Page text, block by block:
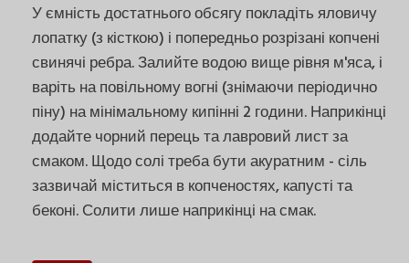
У ємність достатнього обсягу покладіть яловичу
лопатку (з кісткою) і попередньо розрізані копчені
свинячі ребра. Залийте водою вище рівня м'яса, і
варіть на повільному вогні (знімаючи періодично
піну) на мінімальному кипінні 2 години. Наприкінці
додайте чорний перець та лавровий лист за
смаком. Щодо солі треба бути акуратним - сіль
зазвичай міститься в копченостях, капусті та
беконі. Солити лише наприкінці на смак.